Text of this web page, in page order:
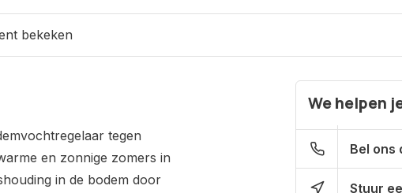
bekeken
tegen
en zonnige zomers in
in de bodem door
We helpen
Bel ons
Stuur